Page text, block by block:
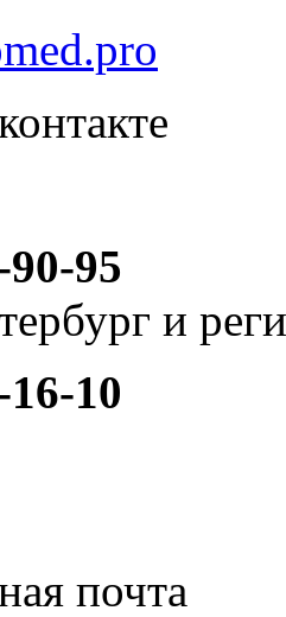
95
и
10
почта